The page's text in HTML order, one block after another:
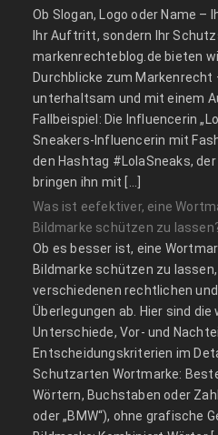
Ob Slogan, Logo oder Name –
Ihr Auftritt, sondern Ihr
markenrechteblog.de bieten
Durchblicke zum Markenrecht
unterhaltsam und mit einem
Fallbeispiel: Die Influencerin
Sneakers-Influencerin mit
den Hashtag #LolaSneaks, der
bringen ihn mit […]
Was ist eefektiver, eine
Bildmarke schützen zu
Ob es besser ist, eine
Bildmarke schützen zu
verschiedenen rechtlichen
Überlegungen ab. Hier sind
Unterschiede, Vor- und
Entscheidungskriterien im
Schutzarten Wortmarke:
Wörtern, Buchstaben oder
oder „BMW“), ohne grafische